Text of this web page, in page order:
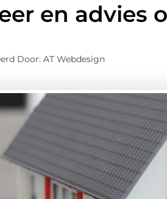
en advies
Door: AT Webdesign